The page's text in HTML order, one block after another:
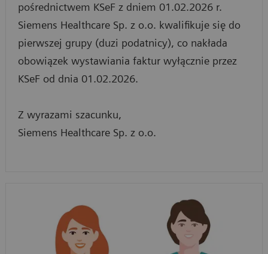
pośrednictwem KSeF z dniem 01.02.2026 r.
Siemens Healthcare Sp. z o.o. kwalifikuje się do
pierwszej grupy (duzi podatnicy), co nakłada
obowiązek wystawiania faktur wyłącznie przez
KSeF od dnia 01.02.2026.
Z wyrazami szacunku,
Siemens Healthcare Sp. z o.o.